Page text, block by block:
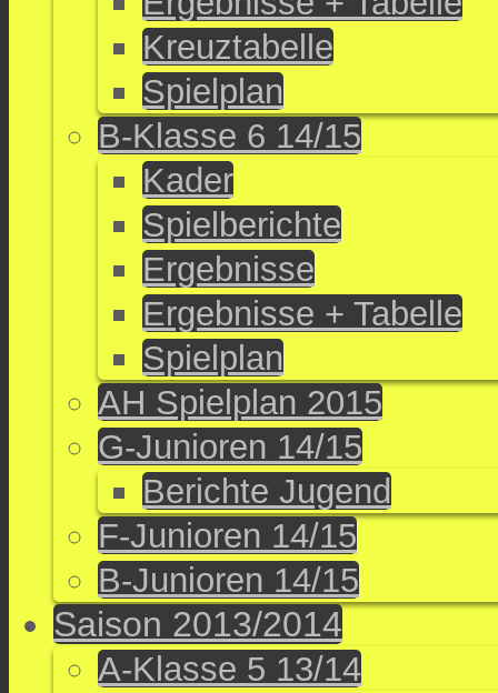
Kreuztabelle
Spielplan
B-Klasse 6 14/15
Kader
Spielberichte
Ergebnisse
Ergebnisse + Tabelle
Spielplan
AH Spielplan 2015
G-Junioren 14/15
Berichte Jugend
F-Junioren 14/15
B-Junioren 14/15
Saison 2013/2014
A-Klasse 5 13/14